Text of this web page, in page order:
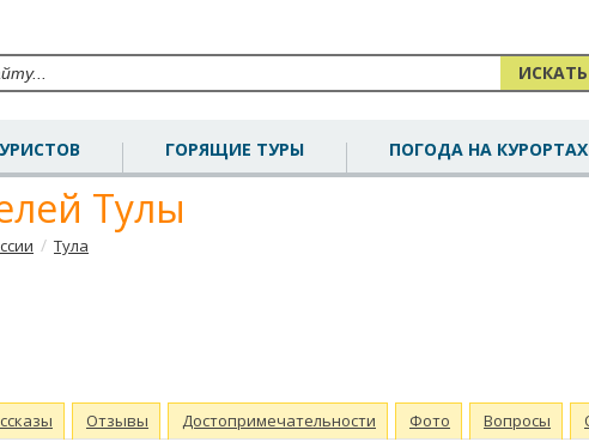
ИСКАТЬ
ГОРЯЩИЕ ТУРЫ ПОГОДА НА КУРОРТАХ
Тулы
/ Тула
Отзывы Достопримечательности Фото Вопросы